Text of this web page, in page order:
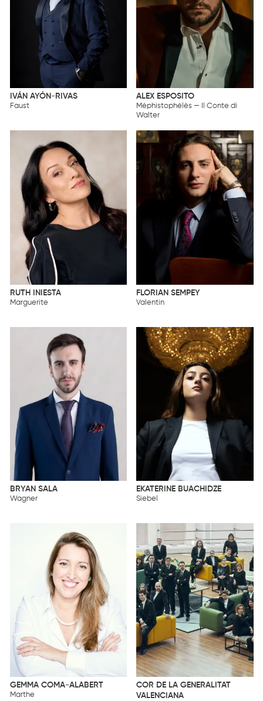
IVÁN AYÓN-RIVAS
Faust
ALEX ESPOSITO
Méphistophélès — Il Conte di
Walter
RUTH INIESTA
Marguerite
FLORIAN SEMPEY
Valentin
BRYAN SALA
Wagner
EKATERINE BUACHIDZE
Siebel
GEMMA COMA-ALABERT
Marthe
COR DE LA GENERALITAT
VALENCIANA